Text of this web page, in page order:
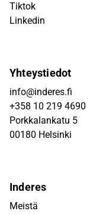
Tiktok
Linkedin
Yhteystiedot
info@inderes.fi
+358 10 219 4690
Porkkalankatu 5
00180 Helsinki
Inderes
Meistä